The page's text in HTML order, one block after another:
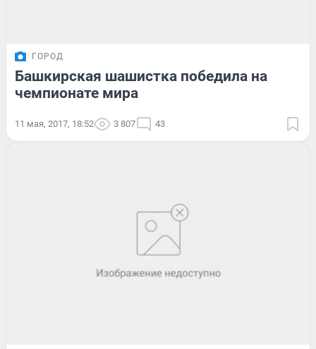
ГОРОД
Башкирская шашистка победила на
чемпионате мира
11 мая, 2017, 18:52 3 807 43